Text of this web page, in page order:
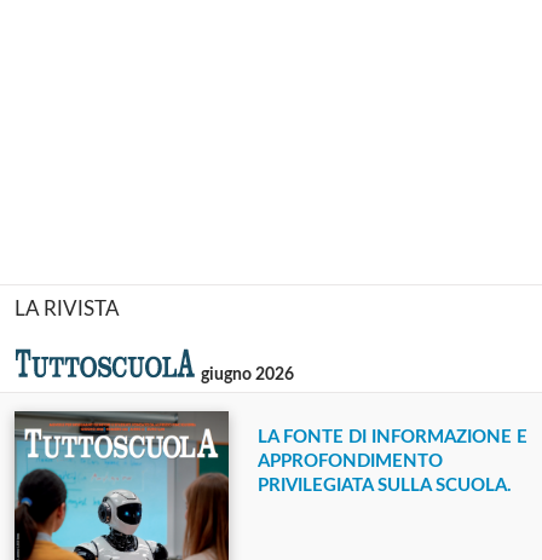
LA RIVISTA
giugno 2026
LA FONTE DI INFORMAZIONE E
APPROFONDIMENTO
PRIVILEGIATA SULLA SCUOLA.